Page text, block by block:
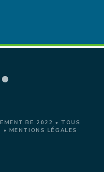
2022 • TOUS
• MENTIONS LÉGALES